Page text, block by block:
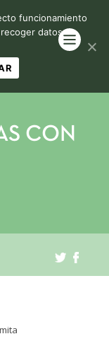
CON
funcionamiento
datos